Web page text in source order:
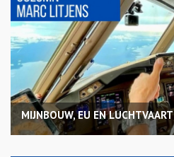
MIJNBOUW, EU EN LUCHTVAART